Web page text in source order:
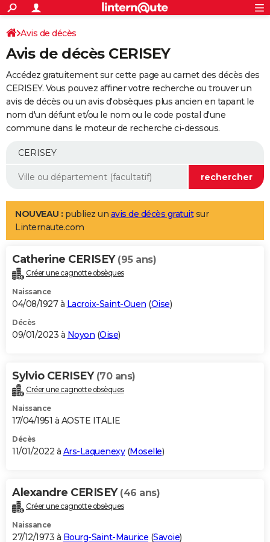
ACTUALITÉS
Politique
Société
Faits Divers
Education
Monde
Villes
+
SPORT
Coupe du monde 2026
Football
Tennis
Cyclisme
Rugby
Forum
Programme TV
TNT
Streaming
Cinéma
Sorties cinéma
Musique
+
FINANCE
Retraite
Epargne
Immobilier
Risques naturels par ville
Banque
Assurance
AUTO
Essais
Réserver un essai
Citadines
Berlines
SUV
Forum auto
+
Mobiles
Meilleur smartphone
Internet
Ordinateurs
Jeux vidéo
Guide high-tech
Aménagement intérieur
LIFESTYLE
Art de vivre
Bien-être
Loisirs
Mode
Modes de vie
Alimentation
Guide de la santé
Maladies
Médicaments
Sommeil
VOYAGE
Destinations
City break
Voyage nature
Voyage de noces
Forum
Climat
+PHOTO
GUIDES D'ACHAT
BONS PLANS
Carte de Noël
Carte Bonne année
Carte Saint-Valentin
Carte Pâques
Carte d'anniversaire
DICTIONNAIRE
Dictionnaire
Biographies
Citations
Expressions
Proverbes
PROGRAMME TV
S'inscrire
Se connecter
Lycées
Collèges
Primaires
Universités
Entreprises
Service militaire
Avis de recherche
AVIS DE DÉCÈS
Bricolage
Lifestyle
Culture
Sport
Auto
Television
Voyage
Cinema
Avis de décès
Avis de décès CERISEY
Accédez gratuitement sur cette page au carnet des décès des
CERISEY. Vous pouvez affiner votre recherche ou trouver un
avis de décès ou un avis d'obsèques plus ancien en tapant le
nom d'un défunt et/ou le nom ou le code postal d'une
commune dans le moteur de recherche ci-dessous.
NOUVEAU : publiez un avis de décès gratuitsur
Linternaute.com
Catherine CERISEY (95 ans)
Créer une cagnotte obsèques
Naissance
04/08/1927 à Lacroix-Saint-Ouen (Oise)
Décès
09/01/2023 à Noyon (Oise)
Sylvio CERISEY (70 ans)
Créer une cagnotte obsèques
Naissance
17/04/1951 à AOSTE ITALIE
Décès
11/01/2022 à Ars-Laquenexy(Moselle)
Alexandre CERISEY (46 ans)
Créer une cagnotte obsèques
Naissance
27/12/1973 à Bourg-Saint-Maurice (Savoie)